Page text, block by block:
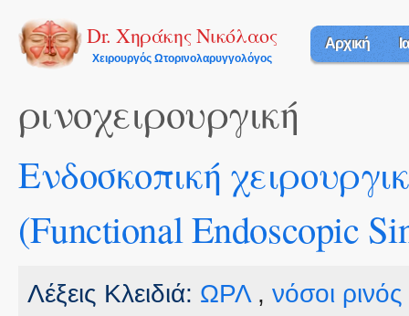
Dr. Χηράκης Νικόλαος
Χειρουργός Ωτορινολαρυγγολόγος
Αρχική
ρινοχειρουργική
Eνδοσκοπική
(Functional Endoscopic
Λέξεις Κλειδιά: ΩΡΛ, νόσοι